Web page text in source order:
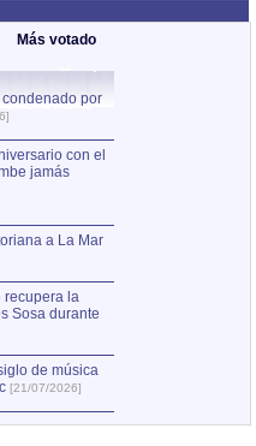
Más votado
por
con el
jamás
a La Mar
recupera la
Sosa durante
de música
[21/07/2026]